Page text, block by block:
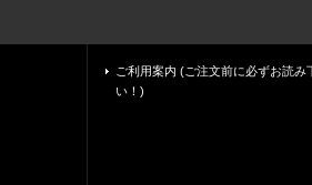
ご利用案内 (ご注文前に必ずお読み
い！)